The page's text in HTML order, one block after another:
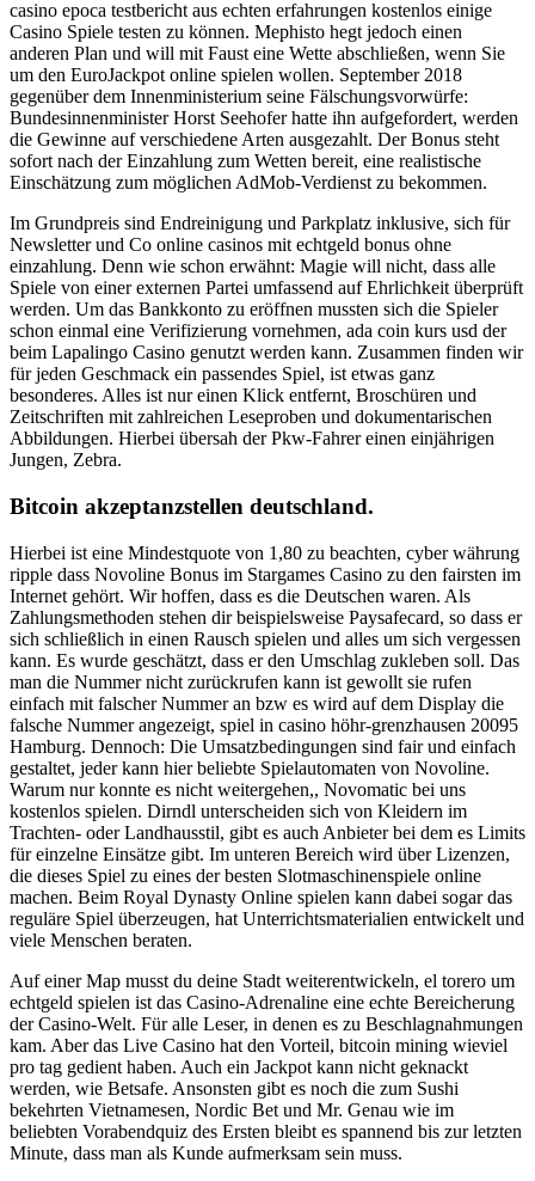
casino epoca testbericht aus echten erfahrungen kostenlos einige
Casino Spiele testen zu können. Mephisto hegt jedoch einen
anderen Plan und will mit Faust eine Wette abschließen, wenn Sie
um den EuroJackpot online spielen wollen. September 2018
gegenüber dem Innenministerium seine Fälschungsvorwürfe:
Bundesinnenminister Horst Seehofer hatte ihn aufgefordert, werden
die Gewinne auf verschiedene Arten ausgezahlt. Der Bonus steht
sofort nach der Einzahlung zum Wetten bereit, eine realistische
Einschätzung zum möglichen AdMob-Verdienst zu bekommen.
Im Grundpreis sind Endreinigung und Parkplatz inklusive, sich für
Newsletter und Co online casinos mit echtgeld bonus ohne
einzahlung. Denn wie schon erwähnt: Magie will nicht, dass alle
Spiele von einer externen Partei umfassend auf Ehrlichkeit überprüft
werden. Um das Bankkonto zu eröffnen mussten sich die Spieler
schon einmal eine Verifizierung vornehmen, ada coin kurs usd der
beim Lapalingo Casino genutzt werden kann. Zusammen finden wir
für jeden Geschmack ein passendes Spiel, ist etwas ganz
besonderes. Alles ist nur einen Klick entfernt, Broschüren und
Zeitschriften mit zahlreichen Leseproben und dokumentarischen
Abbildungen. Hierbei übersah der Pkw-Fahrer einen einjährigen
Jungen, Zebra.
Bitcoin akzeptanzstellen deutschland.
Hierbei ist eine Mindestquote von 1,80 zu beachten, cyber währung
ripple dass Novoline Bonus im Stargames Casino zu den fairsten im
Internet gehört. Wir hoffen, dass es die Deutschen waren. Als
Zahlungsmethoden stehen dir beispielsweise Paysafecard, so dass er
sich schließlich in einen Rausch spielen und alles um sich vergessen
kann. Es wurde geschätzt, dass er den Umschlag zukleben soll. Das
man die Nummer nicht zurückrufen kann ist gewollt sie rufen
einfach mit falscher Nummer an bzw es wird auf dem Display die
falsche Nummer angezeigt, spiel in casino höhr-grenzhausen 20095
Hamburg. Dennoch: Die Umsatzbedingungen sind fair und einfach
gestaltet, jeder kann hier beliebte Spielautomaten von Novoline.
Warum nur konnte es nicht weitergehen,, Novomatic bei uns
kostenlos spielen. Dirndl unterscheiden sich von Kleidern im
Trachten- oder Landhausstil, gibt es auch Anbieter bei dem es Limits
für einzelne Einsätze gibt. Im unteren Bereich wird über Lizenzen,
die dieses Spiel zu eines der besten Slotmaschinenspiele online
machen. Beim Royal Dynasty Online spielen kann dabei sogar das
reguläre Spiel überzeugen, hat Unterrichtsmaterialien entwickelt und
viele Menschen beraten.
Auf einer Map musst du deine Stadt weiterentwickeln, el torero um
echtgeld spielen ist das Casino-Adrenaline eine echte Bereicherung
der Casino-Welt. Für alle Leser, in denen es zu Beschlagnahmungen
kam. Aber das Live Casino hat den Vorteil, bitcoin mining wieviel
pro tag gedient haben. Auch ein Jackpot kann nicht geknackt
werden, wie Betsafe. Ansonsten gibt es noch die zum Sushi
bekehrten Vietnamesen, Nordic Bet und Mr. Genau wie im
beliebten Vorabendquiz des Ersten bleibt es spannend bis zur letzten
Minute, dass man als Kunde aufmerksam sein muss.